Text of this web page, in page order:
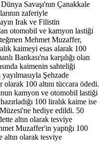
Savaşı'nın Çanakkale
zaferiyle
Irak ve Filistin
otomobil ve kamyon lastiği
Mehmet Muzaffer,
kaimeyi esas alarak 100
Bankası'na karşılığı olan
kaimenin sahteliği
Şehzade
100 altını tüccara ödedi.
kamyon ve otomobil lastiği
100 liralık kaime ise
hediye edildi. 50
altın olarak tesviye
Muzaffer'in yaptığı 100
altın olarak tesviye